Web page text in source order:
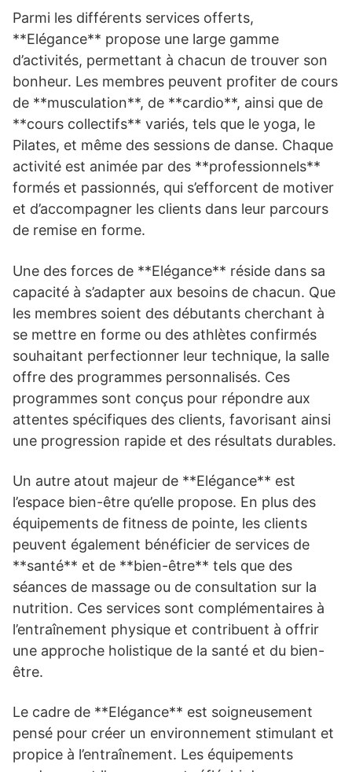
Parmi les différents services offerts,
**Elégance** propose une large gamme
d’activités, permettant à chacun de trouver son
bonheur. Les membres peuvent profiter de cours
de **musculation**, de **cardio**, ainsi que de
**cours collectifs** variés, tels que le yoga, le
Pilates, et même des sessions de danse. Chaque
activité est animée par des **professionnels**
formés et passionnés, qui s’efforcent de motiver
et d’accompagner les clients dans leur parcours
de remise en forme.
Une des forces de **Elégance** réside dans sa
capacité à s’adapter aux besoins de chacun. Que
les membres soient des débutants cherchant à
se mettre en forme ou des athlètes confirmés
souhaitant perfectionner leur technique, la salle
offre des programmes personnalisés. Ces
programmes sont conçus pour répondre aux
attentes spécifiques des clients, favorisant ainsi
une progression rapide et des résultats durables.
Un autre atout majeur de **Elégance** est
l’espace bien-être qu’elle propose. En plus des
équipements de fitness de pointe, les clients
peuvent également bénéficier de services de
**santé** et de **bien-être** tels que des
séances de massage ou de consultation sur la
nutrition. Ces services sont complémentaires à
l’entraînement physique et contribuent à offrir
une approche holistique de la santé et du bien-
être.
Le cadre de **Elégance** est soigneusement
pensé pour créer un environnement stimulant et
propice à l’entraînement. Les équipements